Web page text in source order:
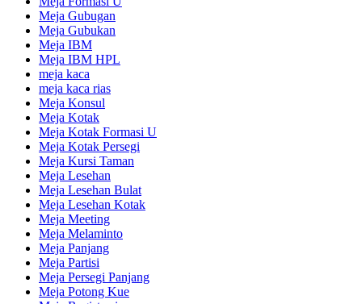
Meja Gubugan
Meja Gubukan
Meja IBM
Meja IBM HPL
meja kaca
meja kaca rias
Meja Konsul
Meja Kotak
Meja Kotak Formasi U
Meja Kotak Persegi
Meja Kursi Taman
Meja Lesehan
Meja Lesehan Bulat
Meja Lesehan Kotak
Meja Meeting
Meja Melaminto
Meja Panjang
Meja Partisi
Meja Persegi Panjang
Meja Potong Kue